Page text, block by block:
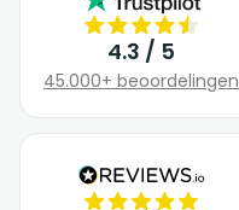
4.3 / 5
45.000+ beoordelingen